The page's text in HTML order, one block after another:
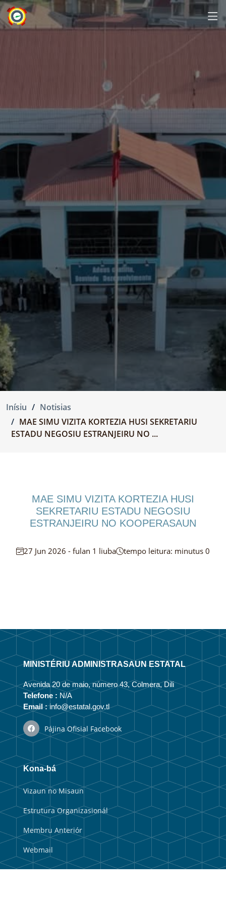
Inísiu
Notisias
MAE SIMU VIZITA KORTEZIA HUSI SEKRETARIU
ESTADU NEGOSIU ESTRANJEIRU NO ...
MAE SIMU VIZITA KORTEZIA HUSI
SEKRETARIU ESTADU NEGOSIU
ESTRANJEIRU NO KOOPERASAUN
27 Jun 2026 - fulan 1 liuba tempo leitura: minutus 0
MINISTÉRIU ADMINISTRASAUN ESTATAL
Avenida 20 de maio, número 43, Colmera, Dili
Telefone : N/A
Email :info@estatal.gov.tl
Pájina Ofisial Facebook
Kona-bá
Vizaun no Misaun
Estrutura Organizasionál
Membru Anteriór
Webmail